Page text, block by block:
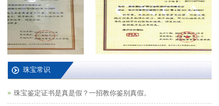
珠宝常识
珠宝鉴定证书是真是假？一招教你鉴别真假。